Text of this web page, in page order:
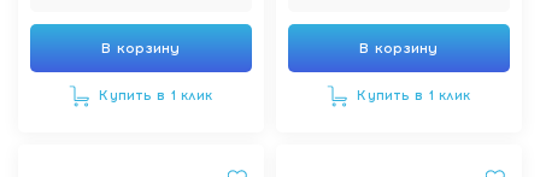
В корзину
Купить в 1 клик
В корзину
Купить в 1 клик